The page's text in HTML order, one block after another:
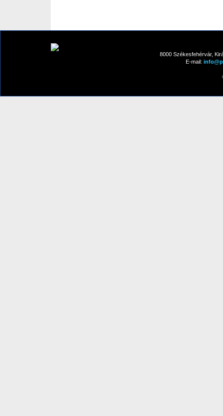
8000 Székesfehérvár,
E-mail: